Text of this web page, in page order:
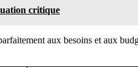
critique
aux besoins et aux